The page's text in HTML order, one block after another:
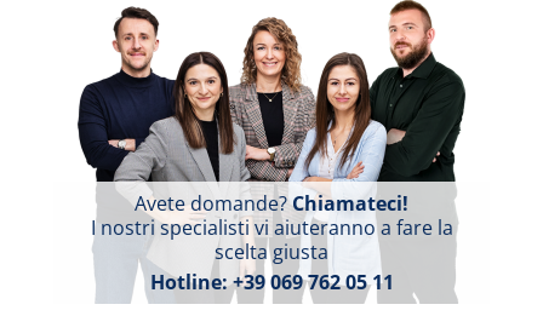
Avete domande?Chiamateci!
I nostri specialisti vi aiuteranno a fare la
scelta giusta
Hotline:+39 069 762 05 11